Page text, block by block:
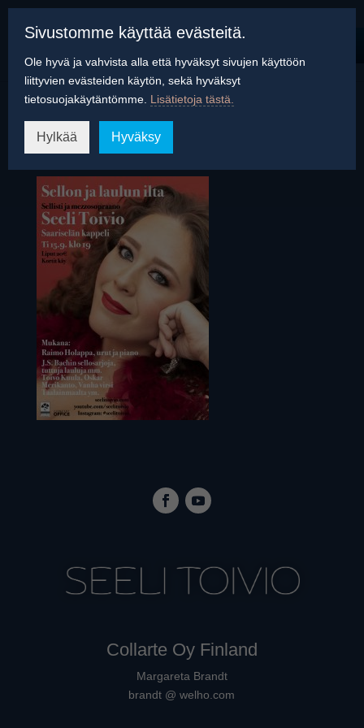
Saariselän kappeli
Collarte Oy Finland
Margareta Brandt
brandt @ welho.com
Sivustomme käyttää evästeitä.
Ole hyvä ja vahvista alla että hyväksyt sivujen käyttöön
liittyvien evästeiden käytön, sekä hyväksyt
tietosuojakäytäntömme. Lisätietoja tästä.
Hylkää Hyväksy